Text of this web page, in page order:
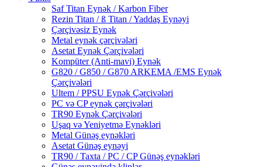
Saf Titan Eynək / Karbon Fiber
Rezin Titan / ß Titan / Yaddaş Eynəyi
Çərçivəsiz Eynək
Metal eynək çərçivələri
Asetat Eynək Çərçivələri
Kompüter (Anti-mavi) Eynək
G820 / G850 / G870 ARKEMA /EMS Eynək
Çərçivələri
Ultem / PPSU Eynək Çərçivələri
PC və CP eynək çərçivələri
TR90 Eynək Çərçivələri
Uşaq və Yeniyetmə Eynəkləri
Metal Günəş eynəkləri
Asetat Günəş eynəyi
TR90 / Taxta / PC / CP Günəş eynəkləri